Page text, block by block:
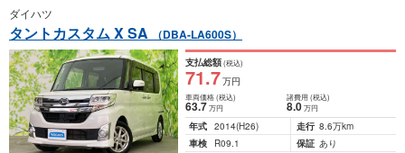
ダイハツ
タントカスタム X SA （DBA-LA600S）
支払総額(税込)
71.7万円
車両価格(税込)
63.7万円
諸費用 (税込)
8.0 万円
年式 2014(H26) 走行 8.6万km
車検
R09.1 保証 あり